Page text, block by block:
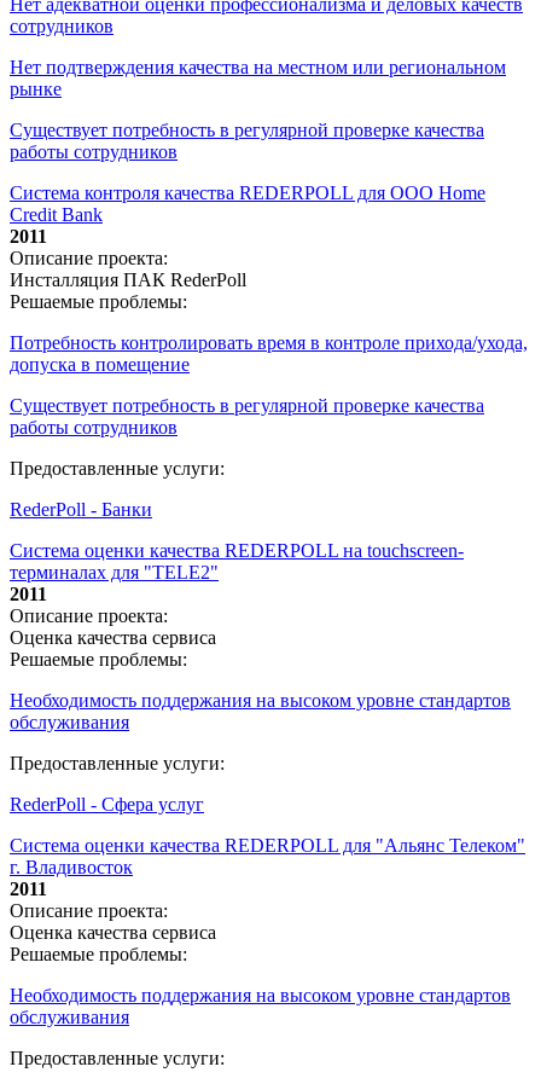
Нет адекватной оценки профессионализма и деловых качеств
сотрудников
Нет подтверждения качества на местном или региональном
рынке
Существует потребность в регулярной проверке качества
работы сотрудников
Система контроля качества REDERPOLL для ООО Home
Credit Bank
2011
Описание проекта:
Инсталляция ПАК RederPoll
Решаемые проблемы:
Потребность контролировать время в контроле прихода/ухода,
допуска в помещение
Существует потребность в регулярной проверке качества
работы сотрудников
Предоставленные услуги:
RederPoll - Банки
Система оценки качества REDERPOLL на touchscreen-
терминалах для "TELE2"
2011
Описание проекта:
Оценка качества сервиса
Решаемые проблемы:
Необходимость поддержания на высоком уровне стандартов
обслуживания
Предоставленные услуги:
RederPoll - Сфера услуг
Система оценки качества REDERPOLL для "Альянс Телеком"
г. Владивосток
2011
Описание проекта:
Оценка качества сервиса
Решаемые проблемы:
Необходимость поддержания на высоком уровне стандартов
обслуживания
Предоставленные услуги: